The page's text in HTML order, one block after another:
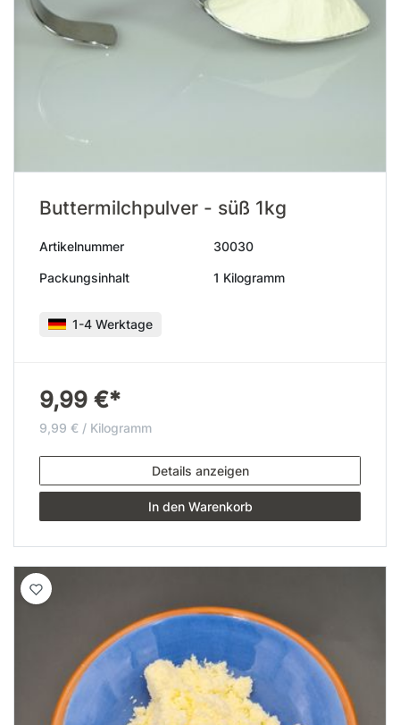
Buttermilchpulver - süß 1kg
Artikelnummer 30030
Packungsinhalt 1 Kilogramm
1-4 Werktage
9,99 €*
9,99 € / Kilogramm
Details anzeigen
In den Warenkorb